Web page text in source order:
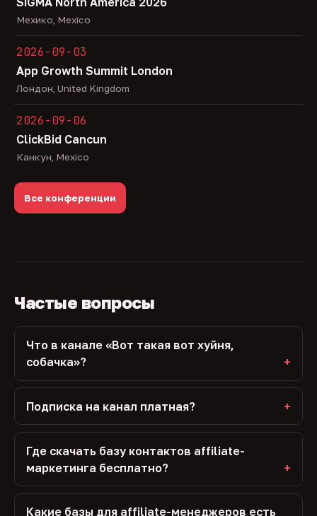
Мехико, Mexico
2026-09-03
App Growth Summit London
Лондон, United Kingdom
2026-09-06
ClickBid Cancun
Канкун, Mexico
Все конференции
Частые вопросы
Что в канале «Вот такая вот хуйня,
собачка»?
Подписка на канал платная?
Где скачать базу контактов affiliate-
маркетинга бесплатно?
Какие базы для affiliate-менеджеров есть